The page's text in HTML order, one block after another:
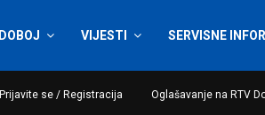
DOBOJ VIJESTI SERVISNE
Prijavite se / Registracija Oglašavanje na RTV